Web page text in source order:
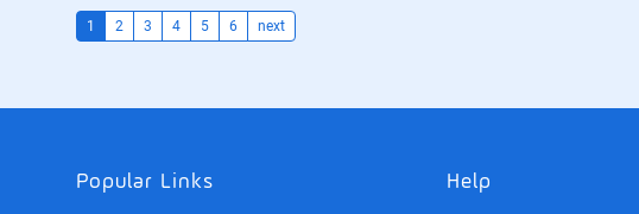
1 2 3 4 5 6 next
Popular Links Help